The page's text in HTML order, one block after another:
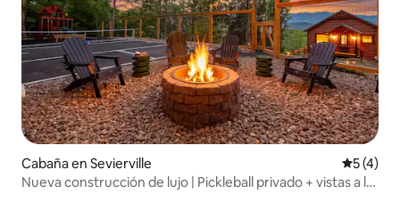
Cabaña en Sevierville
5 (4)
Nueva construcción de lujo | Pickleball privado + vistas a la